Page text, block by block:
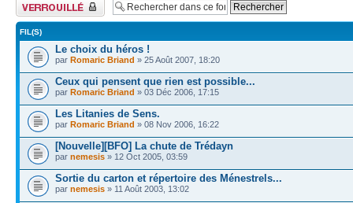
FIL(S)
Le choix du héros !
par Romaric Briand » 25 Août 2007, 18:20
Ceux qui pensent que rien est possible...
par Romaric Briand » 03 Déc 2006, 17:15
Les Litanies de Sens.
par Romaric Briand » 08 Nov 2006, 16:22
[Nouvelle][BFO] La chute de Trédayn
par nemesis » 12 Oct 2005, 03:59
Sortie du carton et répertoire des Ménestrels...
par nemesis » 11 Août 2003, 13:02